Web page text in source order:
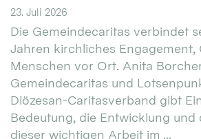
23. Juli 2026
Die Gemeindecaritas verbindet
Jahren kirchliches Engagement,
Menschen vor Ort. Anita
Gemeindecaritas und
Diözesan-Caritasverband gibt
Bedeutung, die Entwicklung und
dieser wichtigen Arbeit im ...